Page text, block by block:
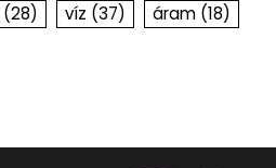
(28) víz (37) áram (18)